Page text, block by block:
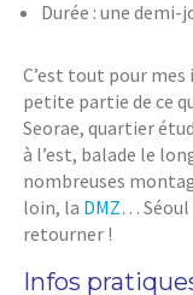
Durée : une demi-
C’est tout pour mes
petite partie de ce
Seorae, quartier
à l’est, balade le
nombreuses
loin, la DMZ… Séoul
retourner !
Infos